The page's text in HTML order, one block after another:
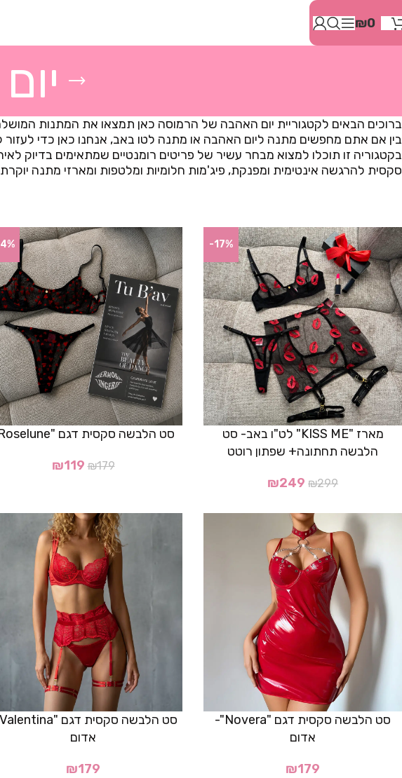
זֶה
אָתָרִים".
הַמְּסַיַּעַת
לִנְגִישׁוּת
הָאֲתָר.
לִפְתִיחַת
לְחַץ
ALT+0
₪0
ברוכים הבאים לקטגוריית יום האהבה של הרמוסה כאן תמצאו את המתנות
בין אם אתם מחפשים מתנה ליום האהבה או מתנה לטו באב, אנחנו כאן כדי
בקטגוריה זו תוכלו למצוא מבחר עשיר של פריטים רומנטיים שמתאימים בדיוק
סקסית להרגשה אינטימית ומפנקת, פיג'מות חלומיות ומלטפות ומארזי מתנה
-17%
מארז "KISS ME" לט"ו באב- סט
הלבשה תחתונה+ שפתון רוטט
₪299
₪249
סט הלבשה סקסית דגם "Roselune"
₪179
₪119
סט הלבשה סקסית דגם "Novera"-
אדום
₪179
אדום
₪179